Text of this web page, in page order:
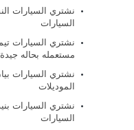
السيارات
مستعمله بحاله جيدة
الموديلات
السيارات